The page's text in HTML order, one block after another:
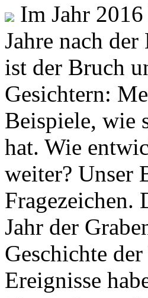
Im Jahr
Jahre nach
ist der Bruch
Gesichtern:
Beispiele, wie
hat. Wie
weiter? Unser
Fragezeichen.
Jahr der
Geschichte
Ereignisse